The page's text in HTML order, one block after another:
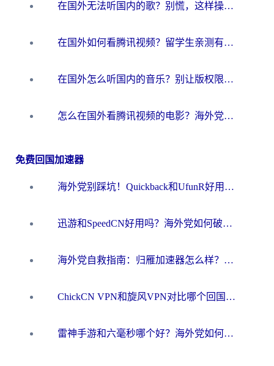
在国外无法听国内的歌？别慌，这样操作就能畅听QQ音乐（附亲测加速器推荐）
在国外如何看腾讯视频？留学生亲测有效的回国加速方案
在国外怎么听国内的音乐？别让版权限制断了你的华语歌单
怎么在国外看腾讯视频的电影？海外党亲测有效的回国加速指南
免费回国加速器
海外党别踩坑！Quickback和UfunR好用吗？选对回国加速器才能无缝刷国内资源
迅游和SpeedCN好用吗？海外党如何破解那道看不见的墙
海外党自救指南：归雁加速器怎么样？教你避开坑实现国内资源无缝访问
ChickCN VPN和旋风VPN对比哪个回国效果更好？海外用户的选择困境与出路
雷神手游和六毫秒哪个好？海外党如何真正解锁国内资源